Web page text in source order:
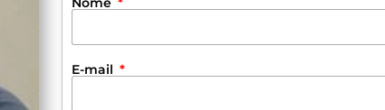
E-mail